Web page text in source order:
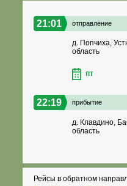
21:01 отправление
д. Попчиха,
область
пт
22:19 прибытие
д. Клавдино,
область
Рейсы в обратном